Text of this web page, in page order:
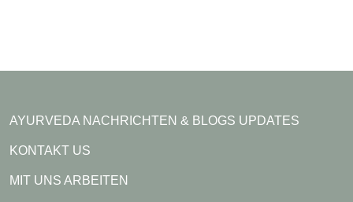
AYURVEDA NACHRICHTEN & BLOGS UPDATES
KONTAKT US
MIT UNS ARBEITEN